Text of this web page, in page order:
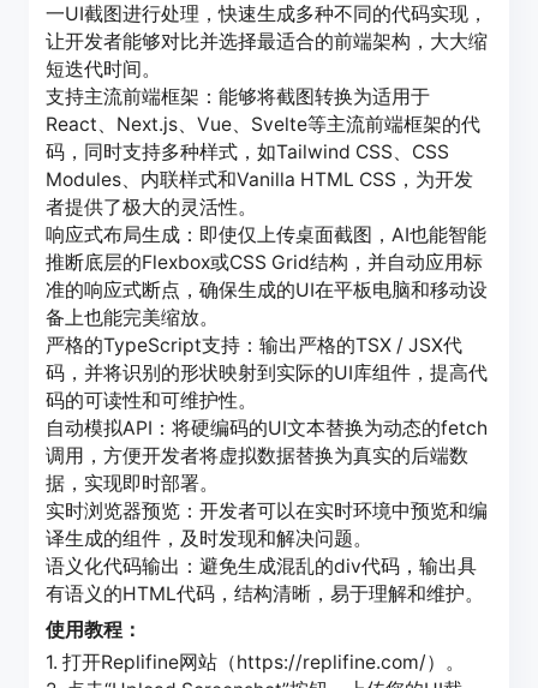
一UI截图进行处理，快速生成多种不同的代码实现，
让开发者能够对比并选择最适合的前端架构，大大缩
短迭代时间。
支持主流前端框架：能够将截图转换为适用于
React、Next.js、Vue、Svelte等主流前端框架的代
码，同时支持多种样式，如Tailwind CSS、CSS
Modules、内联样式和Vanilla HTML CSS，为开发
者提供了极大的灵活性。
响应式布局生成：即使仅上传桌面截图，AI也能智能
推断底层的Flexbox或CSS Grid结构，并自动应用标
准的响应式断点，确保生成的UI在平板电脑和移动设
备上也能完美缩放。
严格的TypeScript支持：输出严格的TSX / JSX代
码，并将识别的形状映射到实际的UI库组件，提高代
码的可读性和可维护性。
自动模拟API：将硬编码的UI文本替换为动态的fetch
调用，方便开发者将虚拟数据替换为真实的后端数
据，实现即时部署。
实时浏览器预览：开发者可以在实时环境中预览和编
译生成的组件，及时发现和解决问题。
语义化代码输出：避免生成混乱的div代码，输出具
有语义的HTML代码，结构清晰，易于理解和维护。
使用教程：
1. 打开Replifine网站（https://replifine.com/）。